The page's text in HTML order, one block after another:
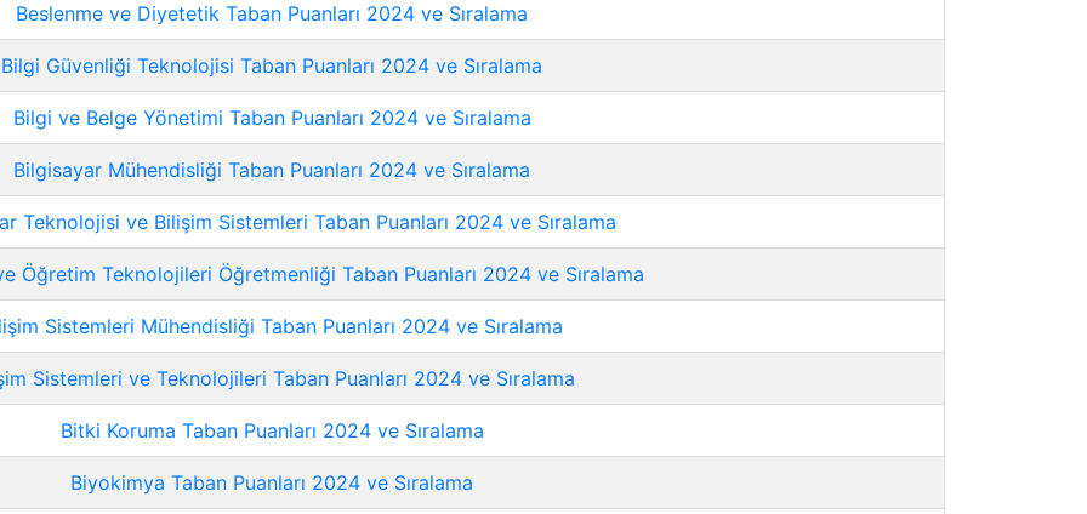
Beslenme ve Diyetetik Taban Puanları 2024 ve Sıralama
Bilgi Güvenliği Teknolojisi Taban Puanları 2024 ve Sıralama
Bilgi ve Belge Yönetimi Taban Puanları 2024 ve Sıralama
Bilgisayar Mühendisliği Taban Puanları 2024 ve Sıralama
Teknolojisi ve Bilişim Sistemleri Taban Puanları 2024 ve Sıralama
Öğretim Teknolojileri Öğretmenliği Taban Puanları 2024 ve Sıralama
Sistemleri Mühendisliği Taban Puanları 2024 ve Sıralama
Sistemleri ve Teknolojileri Taban Puanları 2024 ve Sıralama
Bitki Koruma Taban Puanları 2024 ve Sıralama
Biyokimya Taban Puanları 2024 ve Sıralama